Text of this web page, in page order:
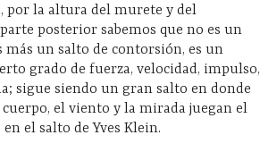
por la altura del murete y del
posterior sabemos que no es un
más un salto de contorsión, es un
grado de fuerza, velocidad, impulso,
sigue siendo un gran salto en donde
el viento y la mirada juegan el
el salto de Yves Klein.